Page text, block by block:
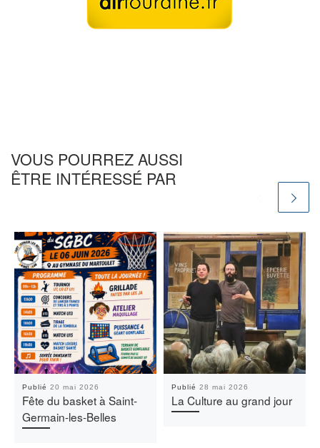
VOUS POURREZ AUSSI
ÊTRE INTÉRESSÉ PAR
Publié20 mai 2026
Fête du basket à Saint-
Germain-les-Belles
Publié28 mai 2026
La Culture au grand jour